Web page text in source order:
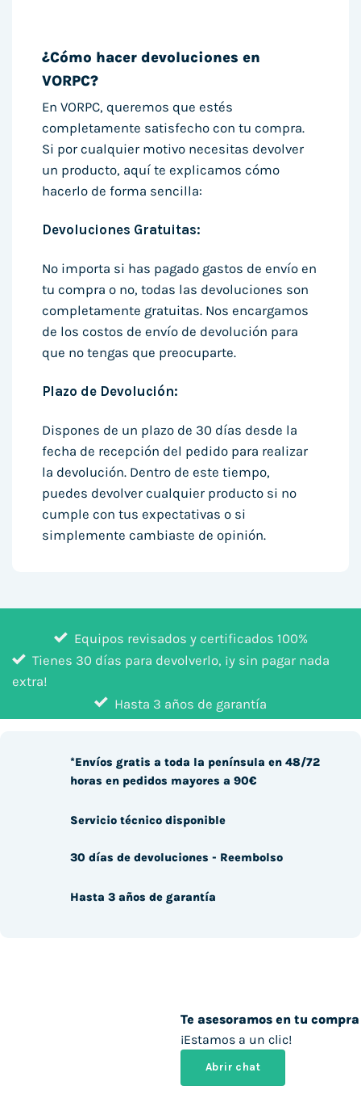
¿Cómo hacer devoluciones en
VORPC?
En VORPC, queremos que estés
completamente satisfecho con tu compra.
Si por cualquier motivo necesitas devolver
un producto, aquí te explicamos cómo
hacerlo de forma sencilla:
Devoluciones Gratuitas:
No importa si has pagado gastos de envío en
tu compra o no, todas las devoluciones son
completamente gratuitas. Nos encargamos
de los costos de envío de devolución para
que no tengas que preocuparte.
Plazo de Devolución:
Dispones de un plazo de 30 días desde la
fecha de recepción del pedido para realizar
la devolución. Dentro de este tiempo,
puedes devolver cualquier producto si no
cumple con tus expectativas o si
simplemente cambiaste de opinión.
Equipos revisados y certificados 100%
Tienes 30 días para devolverlo, ¡y sin pagar nada
extra!
Hasta 3 años de garantía
Te asesoramos en tu compra
¡Estamos a un clic!
Abrir chat
*Envíos gratis a toda la península en 48/72
horas en pedidos mayores a 90€
Servicio técnico disponible
30 días de devoluciones - Reembolso
Hasta 3 años de garantía